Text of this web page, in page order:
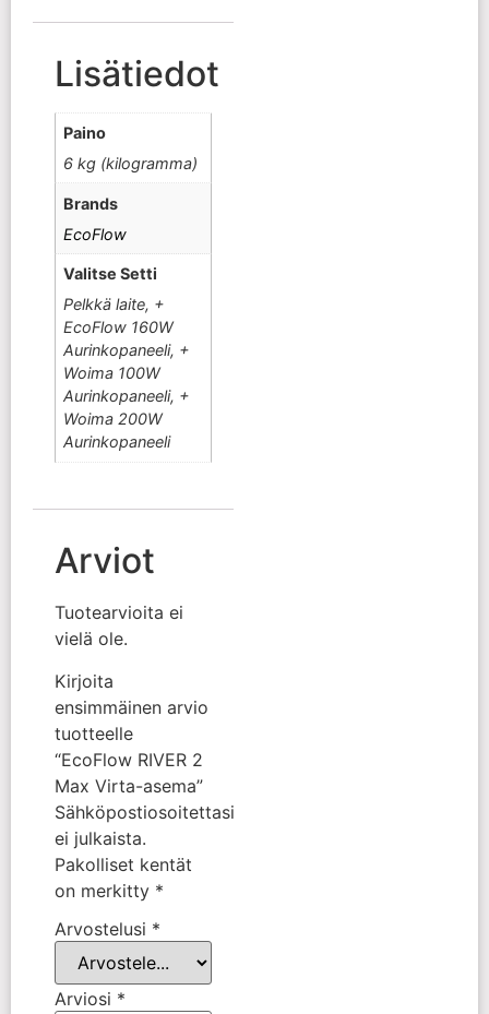
Lisätiedot
Paino
6 kg (kilogramma)
Brands
EcoFlow
Valitse Setti
Pelkkä laite, +
EcoFlow 160W
Aurinkopaneeli, +
Woima 100W
Aurinkopaneeli, +
Woima 200W
Aurinkopaneeli
Arviot
Tuotearvioita ei
vielä ole.
Kirjoita
ensimmäinen arvio
tuotteelle
“EcoFlow RIVER 2
Max Virta-asema”
Sähköpostiosoitettasi
ei julkaista.
Pakolliset kentät
on merkitty *
Arvostelusi *
Arviosi *